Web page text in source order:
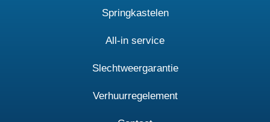
Springkastelen
All-in service
Slechtweergarantie
Verhuurregelement